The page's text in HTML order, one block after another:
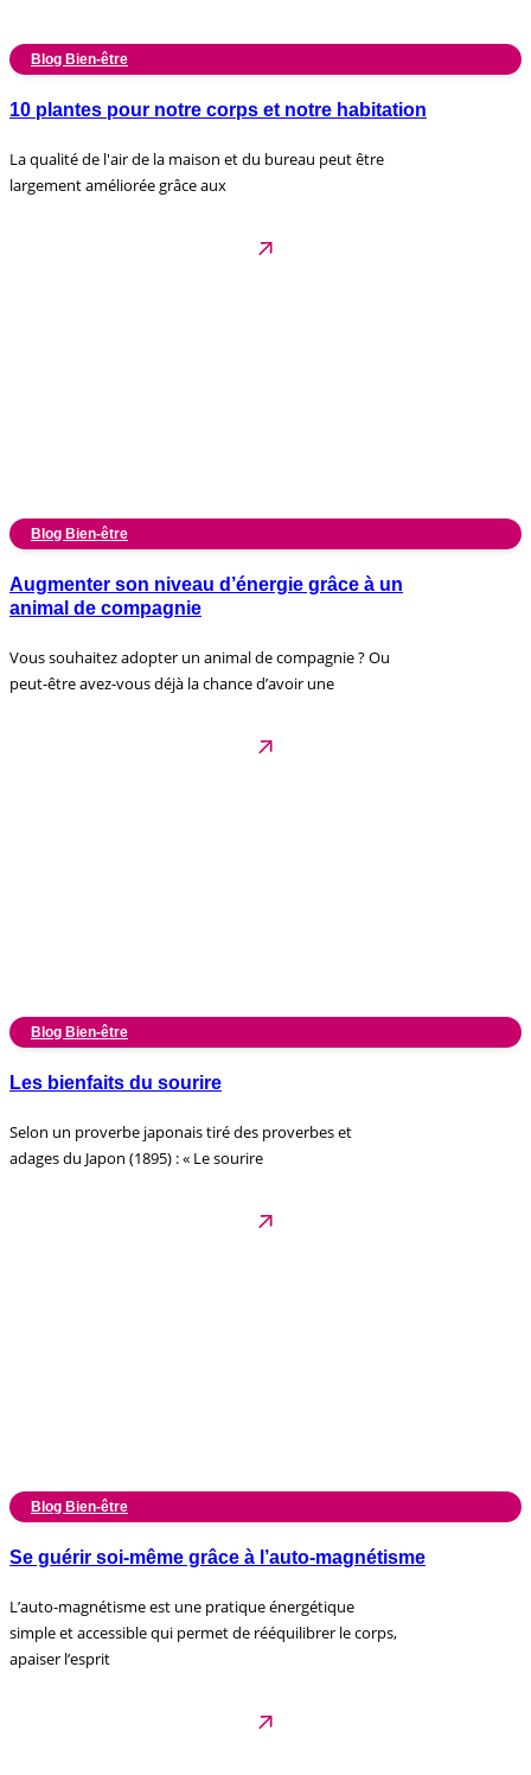
Blog Bien-être
10 plantes pour notre corps et notre habitation
La qualité de l'air de la maison et du bureau peut être
largement améliorée grâce aux
Blog Bien-être
Augmenter son niveau d’énergie grâce à un
animal de compagnie
Vous souhaitez adopter un animal de compagnie ? Ou
peut-être avez-vous déjà la chance d’avoir une
Blog Bien-être
Les bienfaits du sourire
Selon un proverbe japonais tiré des proverbes et
adages du Japon (1895) : « Le sourire
Blog Bien-être
Se guérir soi-même grâce à l’auto-magnétisme
L’auto-magnétisme est une pratique énergétique
simple et accessible qui permet de rééquilibrer le corps,
apaiser l’esprit